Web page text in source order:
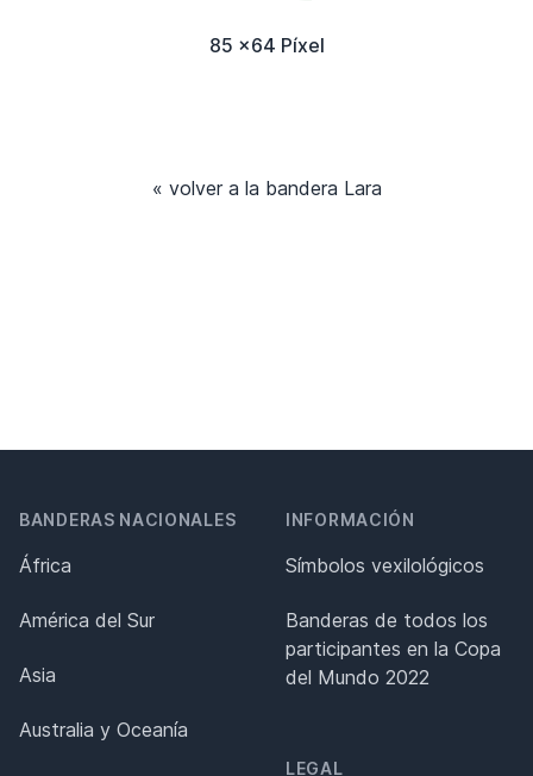
85 x64 Píxel
« volver a la bandera Lara
BANDERAS NACIONALES
África
América del Sur
Asia
Australia y Oceanía
INFORMACIÓN
Símbolos vexilológicos
Banderas de todos los
participantes en la Copa
del Mundo 2022
LEGAL